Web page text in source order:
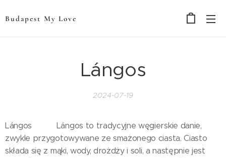
Budapest My Love
Lángos
2024-07-19
Lángos 🥰🥰 Lángos to tradycyjne węgierskie danie,
zwykle przygotowywane ze smażonego ciasta. Ciasto
składa się z mąki, wody, drożdży i soli, a następnie jest